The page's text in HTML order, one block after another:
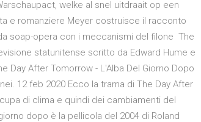
welke al snel uitdraait op een
e romanziere Meyer costruisce il racconto
soap-opera con i meccanismi del filone The
statunitense scritto da Edward Hume e
Day After Tomorrow - L'Alba Del Giorno Dopo
12 feb 2020 Ecco la trama di The Day After
di clima e quindi dei cambiamenti del
dopo è la pellicola del 2004 di Roland